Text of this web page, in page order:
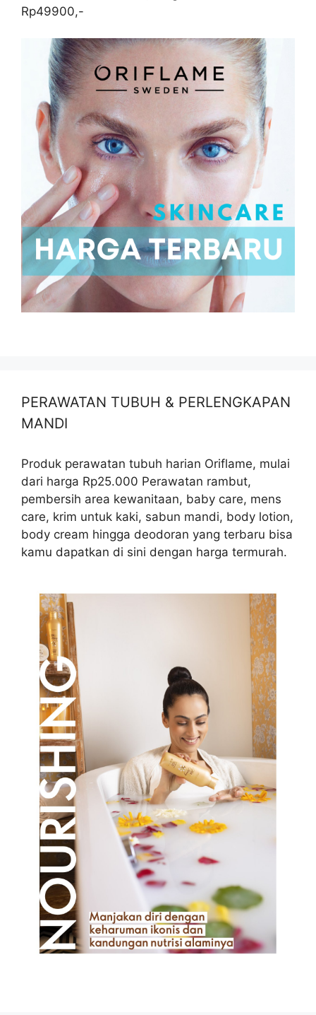
Rp49900,-
PERAWATAN TUBUH & PERLENGKAPAN
MANDI
Produk perawatan tubuh harian Oriflame, mulai
dari harga Rp25.000 Perawatan rambut,
pembersih area kewanitaan, baby care, mens
care, krim untuk kaki, sabun mandi, body lotion,
body cream hingga deodoran yang terbaru bisa
kamu dapatkan di sini dengan harga termurah.